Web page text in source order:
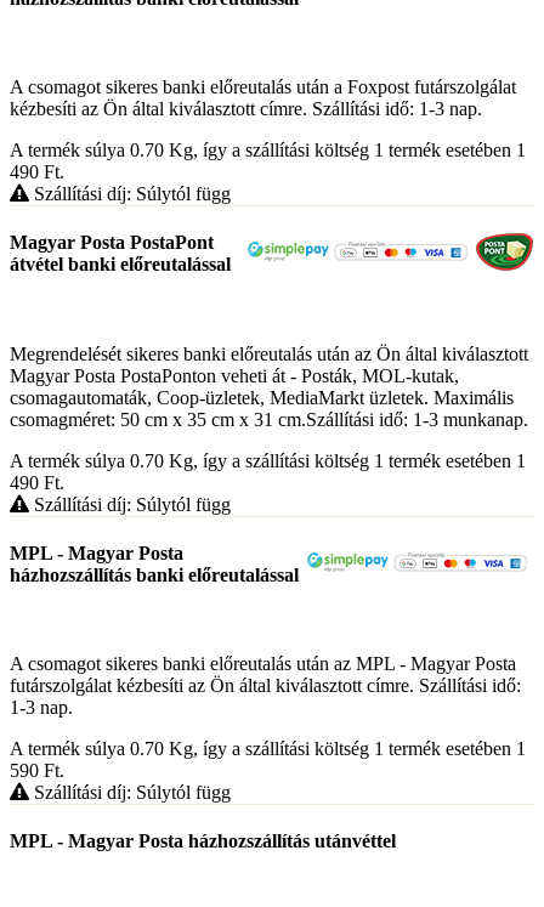
A csomagot sikeres banki előreutalás után a Foxpost futárszolgálat
kézbesíti az Ön által kiválasztott címre. Szállítási idő: 1-3 nap.
A termék súlya 0.70 Kg, így a szállítási költség 1 termék esetében 1
490 Ft.
Szállítási díj: Súlytól függ
Magyar Posta PostaPont
átvétel banki előreutalással
Megrendelését sikeres banki előreutalás után az Ön által kiválasztott
Magyar Posta PostaPonton veheti át - Posták, MOL-kutak,
csomagautomaták, Coop-üzletek, MediaMarkt üzletek. Maximális
csomagméret: 50 cm x 35 cm x 31 cm.Szállítási idő: 1-3 munkanap.
A termék súlya 0.70 Kg, így a szállítási költség 1 termék esetében 1
490 Ft.
Szállítási díj: Súlytól függ
MPL - Magyar Posta
házhozszállítás banki előreutalással
A csomagot sikeres banki előreutalás után az MPL - Magyar Posta
futárszolgálat kézbesíti az Ön által kiválasztott címre. Szállítási idő:
1-3 nap.
A termék súlya 0.70 Kg, így a szállítási költség 1 termék esetében 1
590 Ft.
Szállítási díj: Súlytól függ
MPL - Magyar Posta házhozszállítás utánvéttel